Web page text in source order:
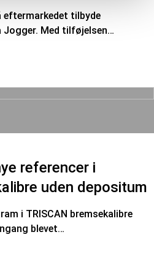
eftermarkedet tilbyde
Jogger. Med tilføjelsen…
referencer i
uden depositum
i TRISCAN bremsekalibre
blevet…